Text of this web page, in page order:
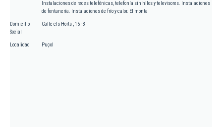
Instalaciones de redes telefónicas, telefonía sin hilos y televisores. Instalaciones
de fontanería. Instalaciones de frío y calor. El monta
Domicilio
Social
Calle els Horts , 15 - 3
Localidad Puçol